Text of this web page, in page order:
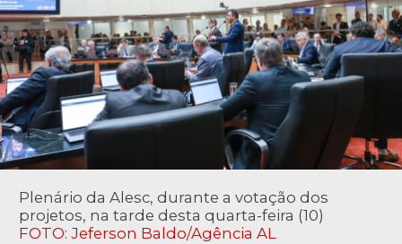
Plenário da Alesc, durante a votação dos
projetos, na tarde desta quarta-feira (10)
FOTO: Jeferson Baldo/Agência AL